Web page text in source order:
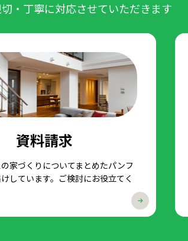
・丁寧に対応させていただきます
資料請求
家づくりについてまとめたパンフ
しています。ご検討にお役立てく